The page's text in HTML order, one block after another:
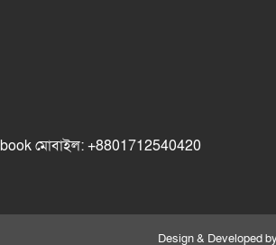
রোপনের
নর্থ ইস্ট
রচনা ও আবৃত্তি
মোবাইল: +8801712540420
Design & Developed by